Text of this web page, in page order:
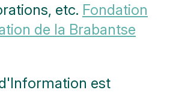
etc. Fondation
de la Brabantse
est